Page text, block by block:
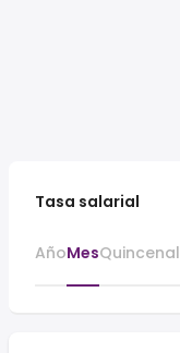
Tasa salarial
AñoMesQuincenal